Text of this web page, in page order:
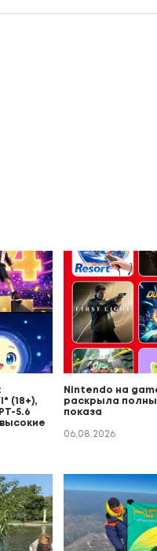
(18+),
5.6
Nintendo на
раскрыла
показа
06.08.2026